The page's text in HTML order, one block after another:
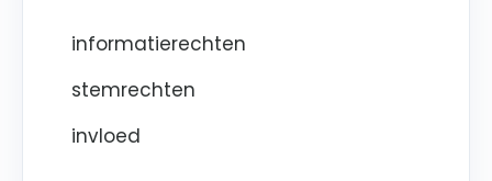
informatierechten
stemrechten
invloed